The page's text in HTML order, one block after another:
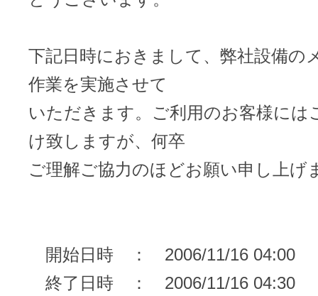
ドメイン永久無料 （ドメイン
こちら！）
ドメイン × サーバー同時登録
WordPressテーマShop
お名前.comなら良質な有料
販価格より安くご購入いただけます
WordPressテーマShop
月869円～で配信し放題 販売促進
得に！
管理画面内での操作制限を可能に
ドメインプロテクション
ドメインでお小遣い稼ぎ
ドメインパーキング
不正利用の報告
SPAMや違法サイトの報告は
メンテナンスと障害情報のお知らせ
下記日時におきまして、弊社設備の
作業を実施させて
いただきます。ご利用のお客様には
け致しますが、何卒
ご理解ご協力のほどお願い申し上げ
開始日時 ： 2006/11/16 04:00
終了日時 ： 2006/11/16 04:30